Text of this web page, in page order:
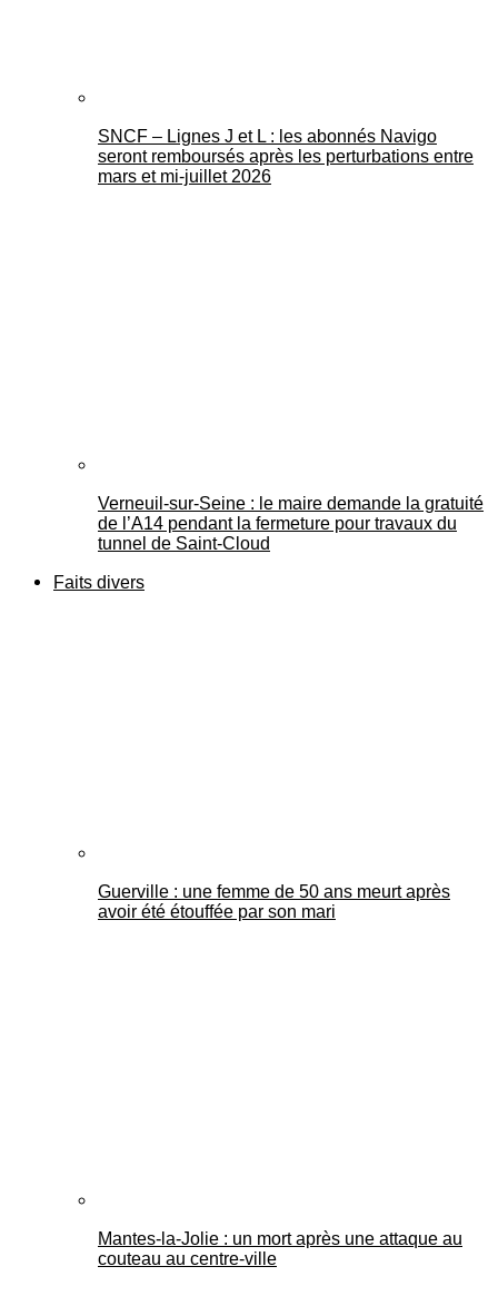
SNCF – Lignes J et L : les abonnés Navigo
seront remboursés après les perturbations entre
mars et mi-juillet 2026
Verneuil-sur-Seine : le maire demande la gratuité
de l’A14 pendant la fermeture pour travaux du
tunnel de Saint-Cloud
Faits divers
Guerville : une femme de 50 ans meurt après
avoir été étouffée par son mari
Mantes-la-Jolie : un mort après une attaque au
couteau au centre-ville